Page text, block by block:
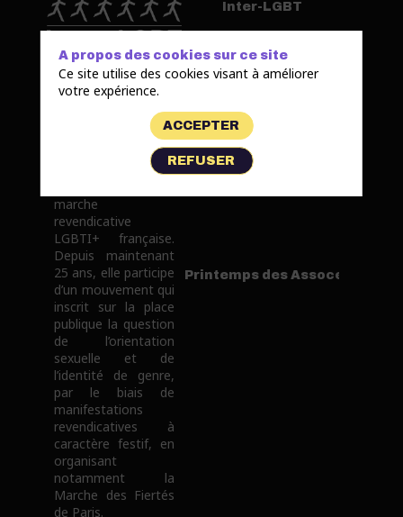
L’Interassociative
lesbienne, gaie, bi et
trans (Inter-LGBT)
est l’héritière de la
Lesbian & Gay Pride
qui organisa en
marche
revendicative
LGBTI+ française.
Depuis maintenant
25 ans, elle participe
d’un mouvement qui
inscrit sur la place
publique la question
de l’orientation
sexuelle et de
l’identité de genre,
par le biais de
manifestations
revendicatives à
caractère festif, en
organisant
notamment la
Marche des Fiertés
de Paris.
Inter-LGBT
Printemps des Assoces
A propos des cookies sur ce site
Ce site utilise des cookies visant à améliorer
votre expérience.
ACCEPTER
REFUSER